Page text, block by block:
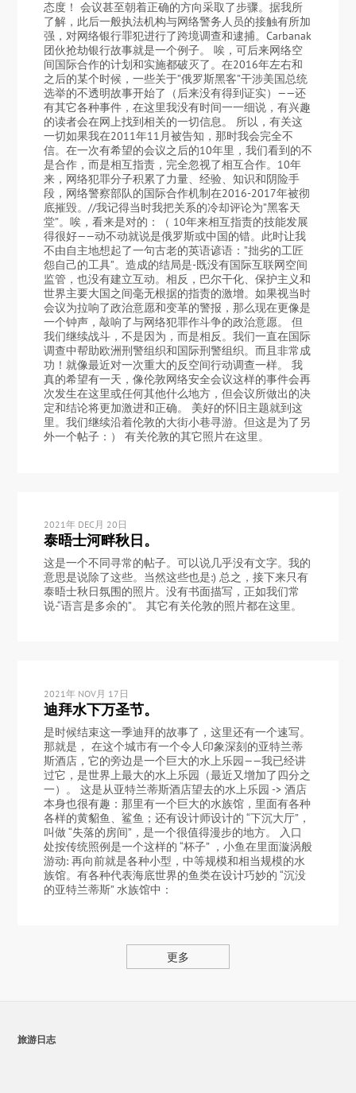
态度！ 会议甚至朝着正确的方向采取了步骤。据我所
了解，此后一般执法机构与网络警务人员的接触有所加
强，对网络银行罪犯进行了跨境调查和逮捕。Carbanak
团伙抢劫银行故事就是一个例子。 唉，可后来网络空
间国际合作的计划和实施都破灭了。在2016年左右和
之后的某个时候，一些关于”俄罗斯黑客”干涉美国总统
选举的不透明故事开始了（后来没有得到证实）——还
有其它各种事件，在这里我没有时间一一细说，有兴趣
的读者会在网上找到相关的一切信息。 所以，有关这
一切如果我在2011年11月被告知，那时我会完全不
信。在一次有希望的会议之后的10年里，我们看到的不
是合作，而是相互指责，完全忽视了相互合作。10年
来，网络犯罪分子积累了力量、经验、知识和阴险手
段，网络警察部队的国际合作机制在2016-2017年被彻
底摧毁。//我记得当时我把关系的冷却评论为”黑客天
堂”。唉，看来是对的：（ 10年来相互指责的技能发展
得很好——动不动就说是俄罗斯或中国的错。此时让我
不由自主地想起了一句古老的英语谚语：”拙劣的工匠
怨自己的工具”。造成的结局是-既没有国际互联网空间
监管，也没有建立互动。相反，巴尔干化、保护主义和
世界主要大国之间毫无根据的指责的激增。如果视当时
会议为拉响了政治意愿和变革的警报，那么现在更像是
一个钟声，敲响了与网络犯罪作斗争的政治意愿。 但
我们继续战斗，不是因为，而是相反。我们一直在国际
调查中帮助欧洲刑警组织和国际刑警组织。而且非常成
功！就像最近对一次重大的反空间行动调查一样。 我
真的希望有一天，像伦敦网络安全会议这样的事件会再
次发生在这里或任何其他什么地方，但会议所做出的决
定和结论将更加激进和正确。 美好的怀旧主题就到这
里。我们继续沿着伦敦的大街小巷寻游。但这是为了另
外一个帖子：） 有关伦敦的其它照片在这里。
2021年 DEC月 20日
泰晤士河畔秋日。
这是一个不同寻常的帖子。可以说几乎没有文字。我的
意思是说除了这些。当然这些也是:) 总之，接下来只有
泰晤士秋日氛围的照片。没有书面描写，正如我们常
说-“语言是多余的”。 其它有关伦敦的照片都在这里。
2021年 NOV月 17日
迪拜水下万圣节。
是时候结束这一季迪拜的故事了，这里还有一个速写。
那就是， 在这个城市有一个令人印象深刻的亚特兰蒂
斯酒店，它的旁边是一个巨大的水上乐园——我已经讲
过它，是世界上最大的水上乐园（最近又增加了四分之
一）。 这是从亚特兰蒂斯酒店望去的水上乐园 -> 酒店
本身也很有趣：那里有一个巨大的水族馆，里面有各种
各样的黄貂鱼、鲨鱼；还有设计师设计的 “下沉大厅”，
叫做 “失落的房间”，是一个很值得漫步的地方。 入口
处按传统照例是一个这样的 “杯子” ，小鱼在里面漩涡般
游动: 再向前就是各种小型，中等规模和相当规模的水
族馆。有各种代表海底世界的鱼类在设计巧妙的 “沉没
的亚特兰蒂斯” 水族馆中：
更多
旅游日志